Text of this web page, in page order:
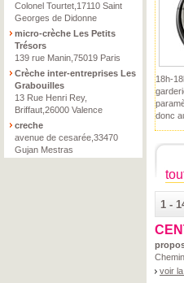
Colonel Tourtet,17110 Saint
Georges de Didonne
micro-crèche Les Petits
Trésors
139 rue Manin,75019 Paris
Crèche inter-entreprises Les
Grabouilles
13 Rue Henri Rey,
Briffaut,26000 Valence
creche
avenue de cesarée,33470
Gujan Mestras
18h-
donc
1 -
voir